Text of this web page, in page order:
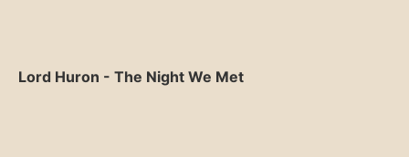
Lord Huron - The Night We Met